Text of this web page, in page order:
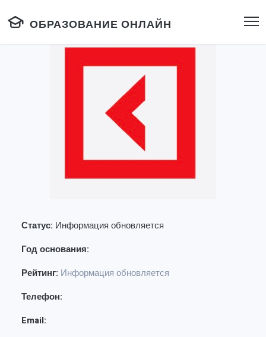
ОБРАЗОВАНИЕ ОНЛАЙН
Статус: Информация обновляется
Год основания:
Рейтинг: Информация обновляется
Телефон:
Email: